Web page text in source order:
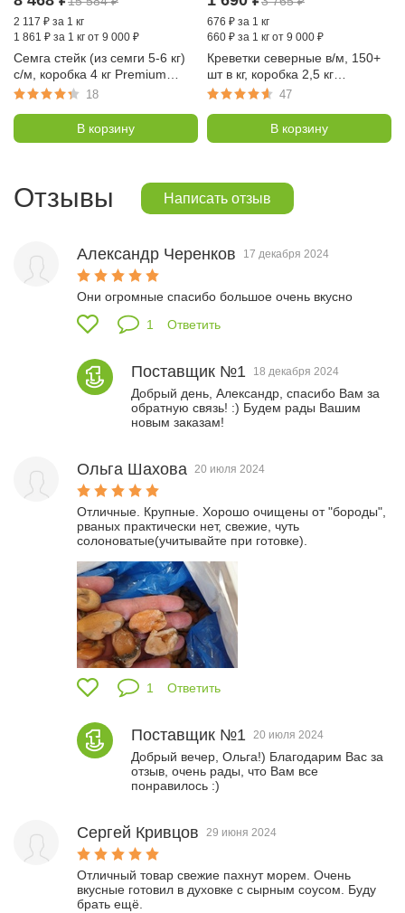
2 117 ₽ за 1 кг
1 861 ₽ за 1 кг от 9 000 ₽
Семга стейк (из семги 5-6 кг)
с/м, коробка 4 кг Premium
(Чили)
18
В корзину
676 ₽ за 1 кг
660 ₽ за 1 кг от 9 000 ₽
Креветки северные в/м, 150+
шт в кг, коробка 2,5 кг
(Баренцево море, NORD
47
В корзину
Отзывы Написать отзыв
Александр Черенков 17 декабря 2024
Они огромные спасибо большое очень вкусно
1
Ответить
Поставщик №1 18 декабря 2024
Добрый день, Александр, спасибо Вам за
обратную связь! :) Будем рады Вашим
Ольга Шахова 20 июля 2024
Отличные. Крупные. Хорошо очищены от "бороды",
рваных практически нет, свежие, чуть
солоноватые(учитывайте при готовке).
1 Ответить
Поставщик №1 20 июля 2024
Добрый вечер, Ольга!) Благодарим Вас за
отзыв, очень рады, что Вам все
Сергей Кривцов 29 июня 2024
Отличный товар свежие пахнут морем. Очень
вкусные готовил в духовке с сырным соусом. Буду
брать ещё.